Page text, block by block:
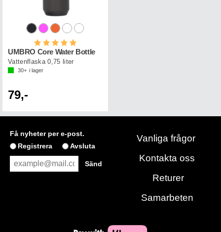
Betyg:
UMBRO Core Water Bottle
Vattenflaska 0,75 liter
30+ i lager
79,-
Få nyheter per e-post.
Registrera
Avsluta
Vanliga frågor
Kontakta oss
Returer
Samarbeten